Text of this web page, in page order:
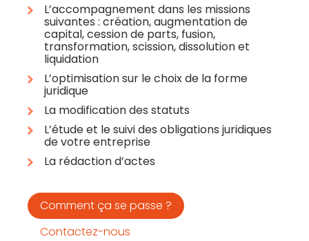
L’accompagnement dans les missions
suivantes : création, augmentation de
capital, cession de parts, fusion,
transformation, scission, dissolution et
liquidation
L’optimisation sur le choix de la forme
juridique
La modification des statuts
L’étude et le suivi des obligations juridiques
de votre entreprise
La rédaction d’actes
Comment ça se passe ?
Contactez-nous